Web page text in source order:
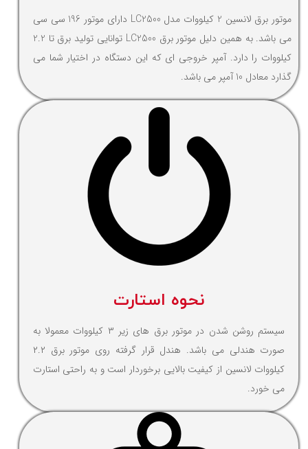
موتور برق لانسین 2 کیلووات مدل LC2500 دارای موتور 196 سی سی
می باشد. به همین دلیل موتور برق LC2500 توانایی تولید برق تا 2.2
کیلووات را دارد. آمپر خروجی ای که این دستگاه در اختیار شما می
گذارد معادل 10 آمپر می باشد.
نحوه استارت
سیستم روشن شدن در موتور برق های زیر ۳ کیلووات معمولا به
صورت هندلی می باشد. هندل قرار گرفته روی موتور برق ۲.۲
کیلووات لانسین از کیفیت بالایی برخوردار است و به راحتی استارت
می خورد.